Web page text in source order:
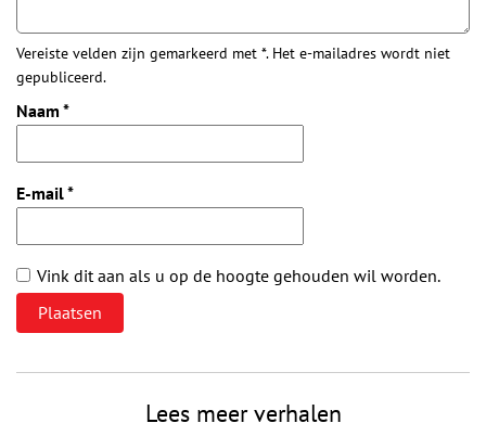
Vereiste velden zijn gemarkeerd met *. Het e-mailadres wordt niet
gepubliceerd.
Naam *
E-mail*
Vink dit aan als u op de hoogte gehouden wil worden.
Lees meer verhalen